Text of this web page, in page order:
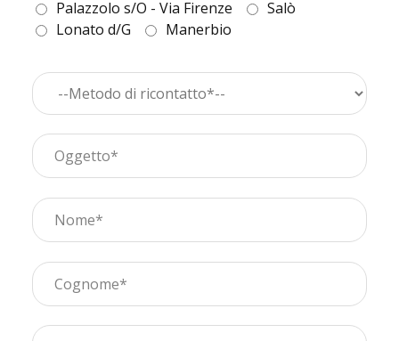
Palazzolo s/O - Via Firenze
Salò
Lonato d/G
Manerbio